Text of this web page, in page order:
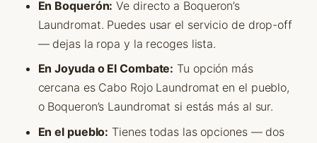
En Boquerón: Ve directo a Boqueron’s
Laundromat. Puedes usar el servicio de drop-off
— dejas la ropa y la recoges lista.
En Joyuda o El Combate: Tu opción más
cercana es Cabo Rojo Laundromat en el pueblo,
o Boqueron’s Laundromat si estás más al sur.
En el pueblo: Tienes todas las opciones — dos